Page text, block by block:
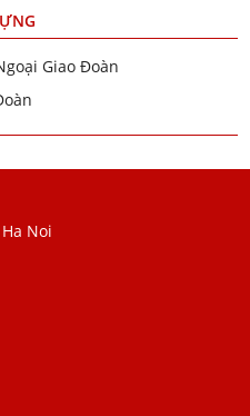
Giao Đoàn
Noi